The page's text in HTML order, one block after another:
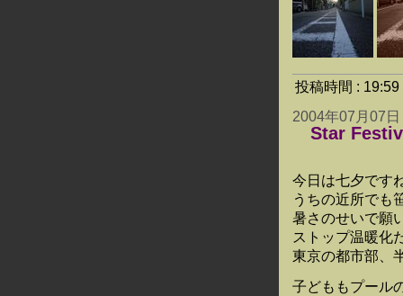
投稿時間 :
2004年07月07日
Star
今日は七夕です
うちの近所でも
暑さのせいで願
ストップ温暖化
東京の都市部、
子どももプール